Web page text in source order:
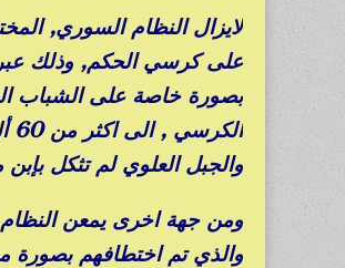
لايزال النظام السوري,
على كرسي الحكم, وذلك عبر
بصورة خاصة على الشباب
والجبل العلوي لم تثكل بإبن
والذي تم اختطافهم بصورة